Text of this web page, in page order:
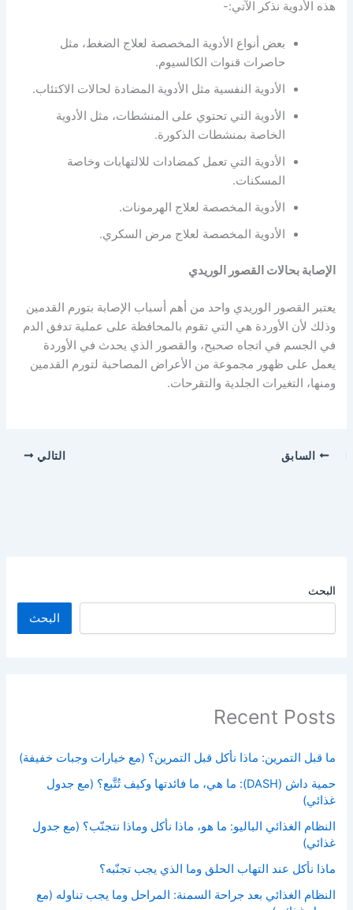
البحث
البحث
Recent Posts
ما قبل التمرين: ماذا نأكل قبل التمرين؟ (مع خيارات وجبات خفيفة)
حمية داش (DASH): ما هي، ما فائدتها وكيف تُتَّبع؟ (مع جدول
غذائي)
النظام الغذائي الباليو: ما هو، ماذا نأكل وماذا نتجنّب؟ (مع جدول
غذائي)
ماذا نأكل عند التهاب الحلق وما الذي يجب تجنّبه؟
النظام الغذائي بعد جراحة السمنة: المراحل وما يجب تناوله (مع
هذه الأدوية نذكر الآتي:-
بعض أنواع الأدوية المخصصة لعلاج الضغط، مثل
حاصرات قنوات الكالسيوم.
الأدوية النفسية مثل الأدوية المضادة لحالات الاكتئاب.
الأدوية التي تحتوي على المنشطات، مثل الأدوية
الخاصة بمنشطات الذكورة.
الأدوية التي تعمل كمضادات للالتهابات وخاصة
المسكنات.
الأدوية المخصصة لعلاج الهرمونات.
الأدوية المخصصة لعلاج مرض السكري.
الإصابة بحالات القصور الوريدي
يعتبر القصور الوريدي واحد من أهم أسباب الإصابة بتورم القدمين
وذلك لأن الأوردة هي التي تقوم بالمحافظة على عملية تدفق الدم
في الجسم في اتجاه صحيح، والقصور الذي يحدث في الأوردة
يعمل على ظهور مجموعة من الأعراض المصاحبة لتورم القدمين
ومنها، التغيرات الجلدية والتقرحات.
السابق التالي